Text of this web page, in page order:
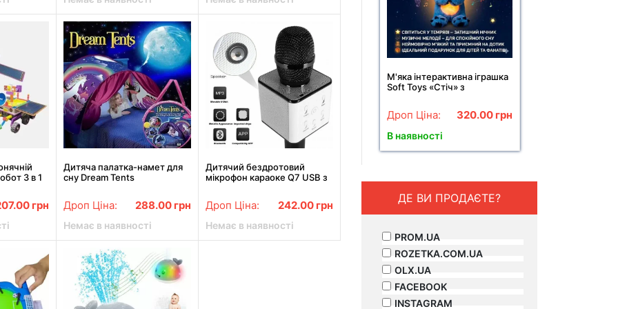
3 в 1
грн
Дитяча палатка-намет для
сну Dream Tents
Дроп Ціна: 288.00 грн
Немає в наявності
Дитячий бездротовий
мікрофон караоке Q7 USB з
Дроп Ціна: 242.00 грн
Немає в наявності
М'яка інтерактивна іграшка
Soft Toys «Стіч» з
світиться, колискова
Дроп Ціна: 320.00 грн
В наявності
ДЕ ВИ ПРОДАЄТЕ?
PROM.UA
ROZETKA.COM.UA
OLX.UA
FACEBOOK
INSTAGRAM